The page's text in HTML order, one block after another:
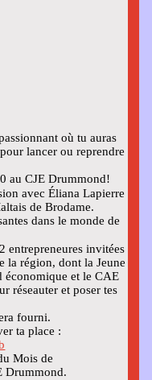
où tu auras
lancer ou reprendre
au CJE Drummond!
avec Éliana Lapierre
de Brodame.
dans le monde de
invitées
la région, dont la Jeune
économique et le CAE
réseauter et poser tes
fourni.
ta place :
Mois de
Drummond.